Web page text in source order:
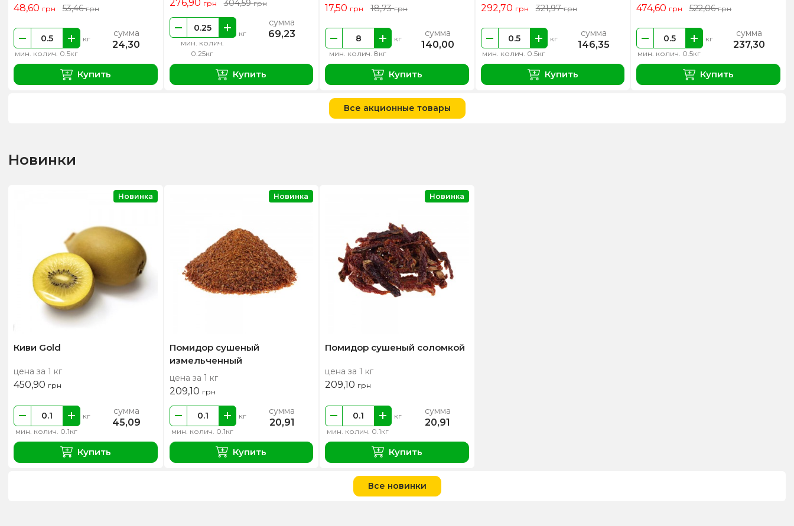
48,60 грн 53,46грн
мин. колич. 0.5кг
кг сумма
24,30
Купить
276,90 грн 304,59грн
мин. колич.
0.25кг
кг
сумма
69,23
Купить
17,50 грн 18,73грн
мин. колич. 8кг
кг сумма
140,00
Купить
292,70 грн 321,97грн
мин. колич. 0.5кг
кг сумма
146,35
Купить
474,60 грн 522,06грн
мин. колич. 0.5кг
кг сумма
237,30
Купить
Все акционные товары
Новинки
Киви Gold
цена за 1 кг
450,90 грн
мин. колич. 0.1кг
кг сумма
45,09
Купить
Новинка
Помидор сушеный
измельченный
цена за 1 кг
209,10 грн
мин. колич. 0.1кг
кг сумма
20,91
Купить
Новинка
Помидор сушеный соломкой
цена за 1 кг
209,10 грн
мин. колич. 0.1кг
кг сумма
20,91
Купить
Новинка
Все новинки